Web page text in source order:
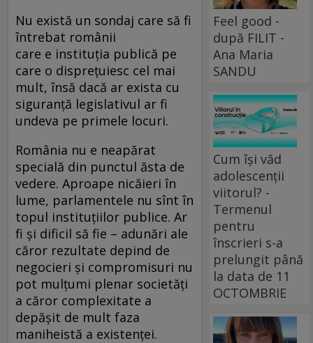
Nu există un sondaj care să fi
întrebat românii
care e instituția publică pe
care o disprețuiesc cel mai
mult, însă dacă ar exista cu
siguranță legislativul ar fi
undeva pe primele locuri.
România nu e neapărat
specială din punctul ăsta de
vedere. Aproape nicăieri în
lume, parlamentele nu sînt în
topul instituțiilor publice. Ar
fi și dificil să fie – adunări ale
căror rezultate depind de
negocieri și compromisuri nu
pot mulțumi plenar societăți
a căror complexitate a
depășit de mult faza
maniheistă a existenței.
Feel good -
după FILIT -
Ana Maria
SANDU
Cum își văd
adolescenții
viitorul? -
Termenul
pentru
înscrieri s-a
prelungit până
la data de 11
OCTOMBRIE